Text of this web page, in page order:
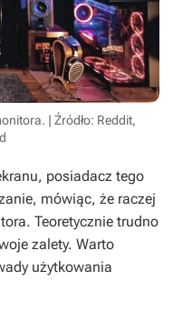
| Źródło: Reddit,
posiadacz tego
mówiąc, że raczej
Teoretycznie trudno
zalety. Warto
użytkowania